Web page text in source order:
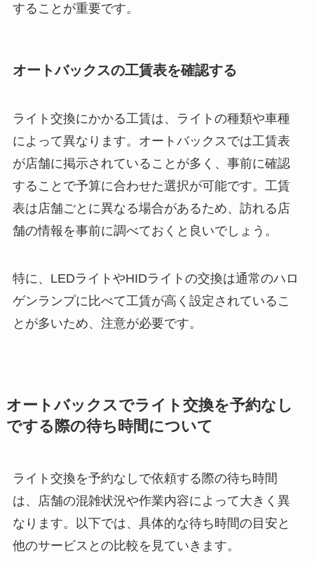
することが重要です。
オートバックスの工賃表を確認する
ライト交換にかかる工賃は、ライトの種類や車種
によって異なります。オートバックスでは工賃表
が店舗に掲示されていることが多く、事前に確認
することで予算に合わせた選択が可能です。工賃
表は店舗ごとに異なる場合があるため、訪れる店
舗の情報を事前に調べておくと良いでしょう。
特に、LEDライトやHIDライトの交換は通常のハロ
ゲンランプに比べて工賃が高く設定されているこ
とが多いため、注意が必要です。
オートバックスでライト交換を予約なし
でする際の待ち時間について
ライト交換を予約なしで依頼する際の待ち時間
は、店舗の混雑状況や作業内容によって大きく異
なります。以下では、具体的な待ち時間の目安と
他のサービスとの比較を見ていきます。